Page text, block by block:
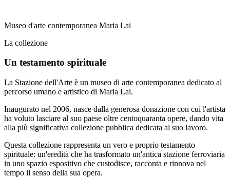
Museo d'arte contemporanea Maria Lai
La collezione
Un testamento spirituale
La Stazione dell'Arte è un museo di arte contemporanea dedicato al
percorso umano e artistico di Maria Lai.
Inaugurato nel 2006, nasce dalla generosa donazione con cui l'artista
ha voluto lasciare al suo paese oltre centoquaranta opere, dando vita
alla più significativa collezione pubblica dedicata al suo lavoro.
Questa collezione rappresenta un vero e proprio testamento
spirituale: un'eredità che ha trasformato un'antica stazione ferroviaria
in uno spazio espositivo che custodisce, racconta e rinnova nel
tempo il senso della sua opera.